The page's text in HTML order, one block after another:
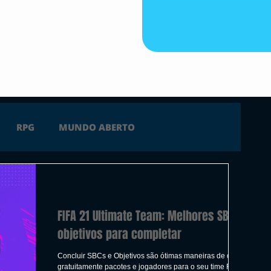
RPG MUNDO ABERTO
FICÇÃO
X ÚLTIMAS TRAILER
FIFA 21 Ultimate Team: Melhores SBCs e
objetivos para completar
Concluir SBCs e Objetivos são ótimas maneiras de obter
gratuitamente pacotes e jogadores para o seu time FIFA